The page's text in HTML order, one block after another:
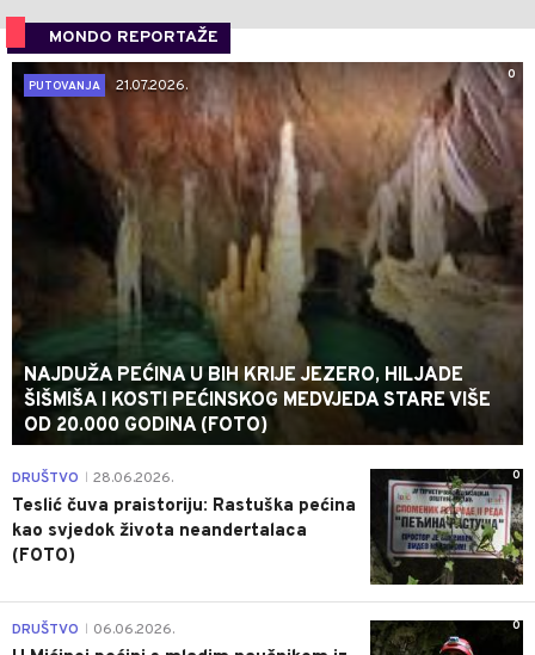
MONDO REPORTAŽE
0
PUTOVANJA
21.07.2026.
NAJDUŽA PEĆINA U BIH KRIJE JEZERO, HILJADE
ŠIŠMIŠA I KOSTI PEĆINSKOG MEDVJEDA STARE VIŠE
OD 20.000 GODINA (FOTO)
0
DRUŠTVO 28.06.2026.
Teslić čuva praistoriju: Rastuška pećina
kao svjedok života neandertalaca
(FOTO)
0
DRUŠTVO 06.06.2026.